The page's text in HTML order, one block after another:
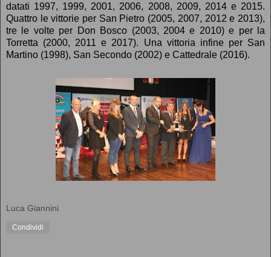
datati 1997, 1999, 2001, 2006, 2008, 2009, 2014 e 2015.
Quattro le vittorie per San Pietro (2005, 2007, 2012 e 2013),
tre le volte per Don Bosco (2003, 2004 e 2010) e per la
Torretta (2000, 2011 e 2017). Una vittoria infine per San
Martino (1998), San Secondo (2002) e Cattedrale (2016).
Luca Giannini
Condividi